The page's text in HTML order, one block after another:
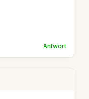
Antwort